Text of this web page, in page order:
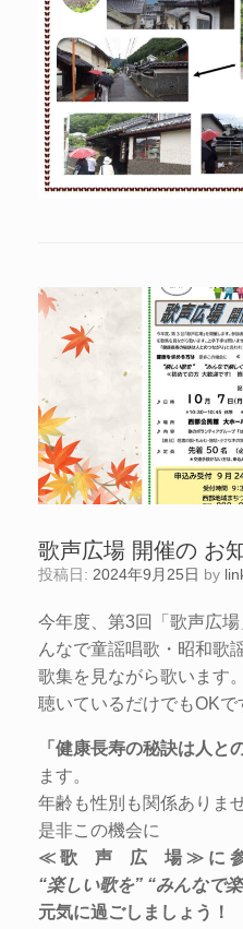
歌声広場 開催の お
投稿日: 2024年9月25日 by
今年度、第3回「歌声広
んなで童謡唱歌・昭和歌
歌集を見ながら歌います
聴いているだけでもOKで
「健康長寿の秘訣は人と
ます。
年齢も性別も関係ありま
是非この機会に
≪ 歌 声 広 場 ≫ に 参
“楽しい歌を” “みんなで
元気に過ごしましょう！